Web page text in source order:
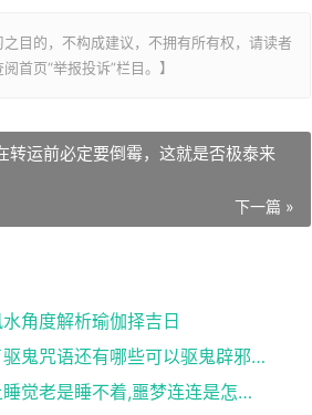
目的，不构成建议，不拥有所有权，请读者
首页“举报投诉”栏目。】
转运前必定要倒霉，这就是否极泰来
下一篇 »
角度解析瑜伽择吉日
传统民俗：除了驱鬼咒语还有哪些可以驱鬼辟邪的方法？...
传统民俗：晚上睡觉老是睡不着,噩梦连连是怎么回事